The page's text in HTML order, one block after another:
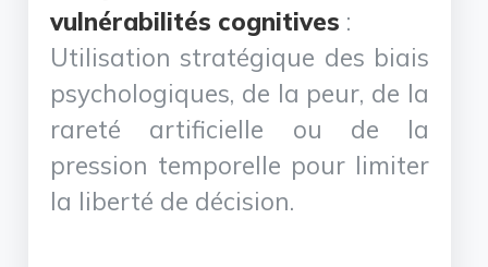
vulnérabilités cognitives :
Utilisation stratégique des biais
psychologiques, de la peur, de la
rareté artificielle ou de la
pression temporelle pour limiter
la liberté de décision.